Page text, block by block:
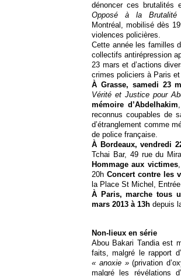
dénoncer ces brutalités
Opposé à la Brutalité
Montréal, mobilisé dès
violences policières.
Cette année les familles
collectifs antirépression
23 mars et d’actions
crimes policiers à Paris
À Grasse, samedi 23
Vérité et Justice pour
mémoire d’Abdelhakim
reconnus coupables de
d’étranglement comme
de police française.
À Bordeaux, vendredi
Tchai Bar, 49 rue du
Hommage aux victimes
20h Concert contre les
la Place St Michel,
À Paris, marche tous
mars 2013 à 13h depuis
Non-lieux en série
Abou Bakari Tandia est
faits, malgré le rapport
« anoxie »(privation
malgré les révélations